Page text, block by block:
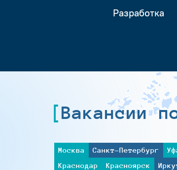
Разработка
Вакансии
Москва Санкт-Петербург
Краснодар
Красноярск